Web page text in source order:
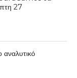
27
αναλυτικό